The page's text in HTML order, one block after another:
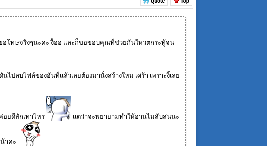
โทษจริงๆนะคะ งื้ออ เเละก็ขอขอบคุณที่ช่วยกันใหวตกระทู้จน
ปลบไฟล์ของอันที่เเล้วเลยต้องมานั่งสร้างใหม่ เศร้า เพราะงี้เลย
อยดีสักเท่าไหร่ เเต่ว่าจะพยายามทำให้อ่านไม่สับสนนะ
าคะ